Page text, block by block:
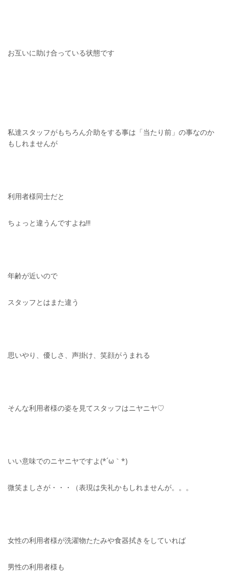
お互いに助け合っている状態です
私達スタッフがもちろん介助をする事は「当たり前」の事なのか
もしれませんが
利用者様同士だと
ちょっと違うんですよね!!!
年齢が近いので
スタッフとはまた違う
思いやり、優しさ、声掛け、笑顔がうまれる
そんな利用者様の姿を見てスタッフはニヤニヤ♡
いい意味でのニヤニヤですよ(*´ω｀*)
微笑ましさが・・・（表現は失礼かもしれませんが。。。
女性の利用者様が洗濯物たたみや食器拭きをしていれば
男性の利用者様も